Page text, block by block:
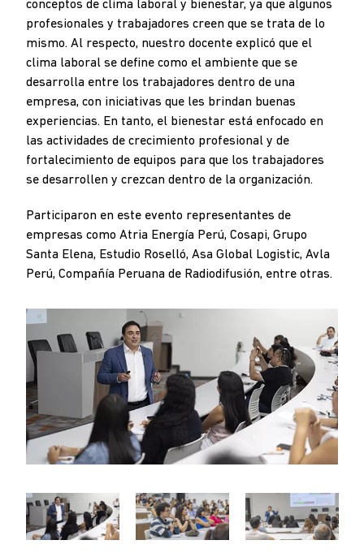
conceptos de clima laboral y bienestar, ya que algunos
profesionales y trabajadores creen que se trata de lo
mismo. Al respecto, nuestro docente explicó que el
clima laboral se define como el ambiente que se
desarrolla entre los trabajadores dentro de una
empresa, con iniciativas que les brindan buenas
experiencias. En tanto, el bienestar está enfocado en
las actividades de crecimiento profesional y de
fortalecimiento de equipos para que los trabajadores
se desarrollen y crezcan dentro de la organización.
Participaron en este evento representantes de
empresas como Atria Energía Perú, Cosapi, Grupo
Santa Elena, Estudio Roselló, Asa Global Logistic, Avla
Perú, Compañía Peruana de Radiodifusión, entre otras.